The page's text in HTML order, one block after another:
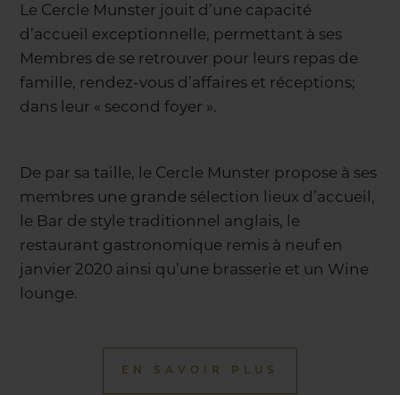
Le Cercle Munster jouit d’une capacité
d’accueil exceptionnelle, permettant à ses
Membres de se retrouver pour leurs repas de
famille, rendez-vous d’affaires et réceptions;
dans leur « second foyer ».
De par sa taille, le Cercle Munster propose à ses
membres une grande sélection lieux d’accueil,
le Bar de style traditionnel anglais, le
restaurant gastronomique remis à neuf en
janvier 2020 ainsi qu’une brasserie et un Wine
lounge.
EN SAVOIR PLUS